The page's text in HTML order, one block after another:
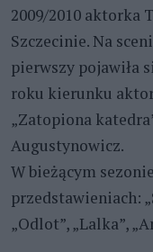
2009/2010 aktorka
Szczecinie. Na
pierwszy pojawiła
roku kierunku
„Zatopiona
Augustynowicz.
W bieżącym
przedstawieniach:
„Odlot”, „Lalka”,